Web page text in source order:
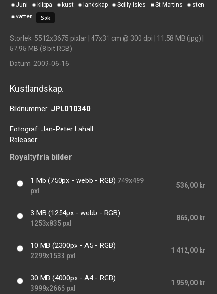
Juni
klippa kust landskap Scilly Isles St Martins
sten
vatten
Storlek: 5512x3675 pixlar | 47x31 cm @ 300 dpi | 11.58 MB (jpg) |
57.95 MB (8 bit RGB)
Datum: 2009-06-16
Kustlandskap.
Bildnummer: JPL010340
Fotograf: Jan-Peter Lahall
Releaser:
Royaltyfria bilder
1 Mb (750px - webb - RGB) 749x499
pxl
536,00 kr
3 MB (1254px - webb - RGB)
1253x835 pxl
865,00 kr
10 MB (2300px - A5 - RGB)
2299x1533 pxl
1 412,00 kr
30 MB (4000px - A4 - RGB)
3999x2666 pxl
1 959,00 kr